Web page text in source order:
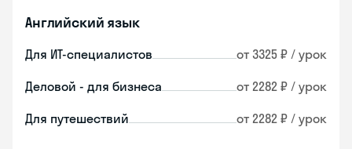
Английский язык
Для ИТ-специалистов от 3325 ₽ / урок
Деловой - для бизнеса от 2282 ₽ / урок
Для путешествий от 2282 ₽ / урок